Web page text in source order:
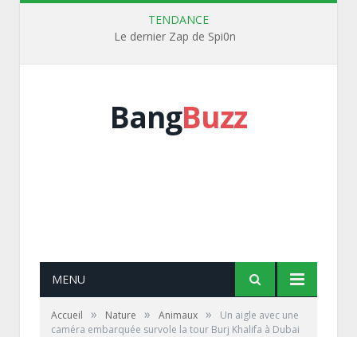
TENDANCE
Le dernier Zap de Spi0n
BangBuzz
MENU
Accueil » Nature » Animaux »
Un aigle avec une
caméra embarquée survole la tour Burj Khalifa à Dubai